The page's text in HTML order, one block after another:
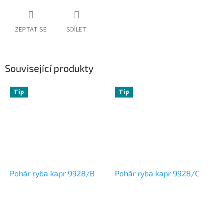
ZEPTAT SE SDÍLET
Související produkty
Tip
Pohár ryba kapr 9928/B
Tip
Pohár ryba kapr 9928/C